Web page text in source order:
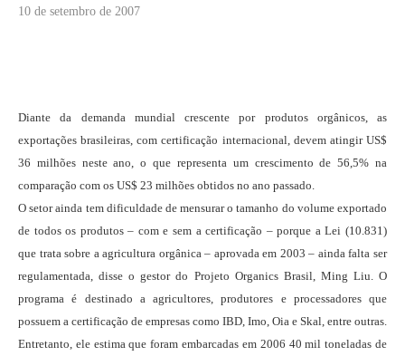
10 de setembro de 2007
Diante da demanda mundial crescente por produtos orgânicos, as
exportações brasileiras, com certificação internacional, devem atingir US$
36 milhões neste ano, o que representa um crescimento de 56,5% na
comparação com os US$ 23 milhões obtidos no ano passado.
O setor ainda tem dificuldade de mensurar o tamanho do volume exportado
de todos os produtos – com e sem a certificação – porque a Lei (10.831)
que trata sobre a agricultura orgânica – aprovada em 2003 – ainda falta ser
regulamentada, disse o gestor do Projeto Organics Brasil, Ming Liu. O
programa é destinado a agricultores, produtores e processadores que
possuem a certificação de empresas como IBD, Imo, Oia e Skal, entre outras.
Entretanto, ele estima que foram embarcadas em 2006 40 mil toneladas de